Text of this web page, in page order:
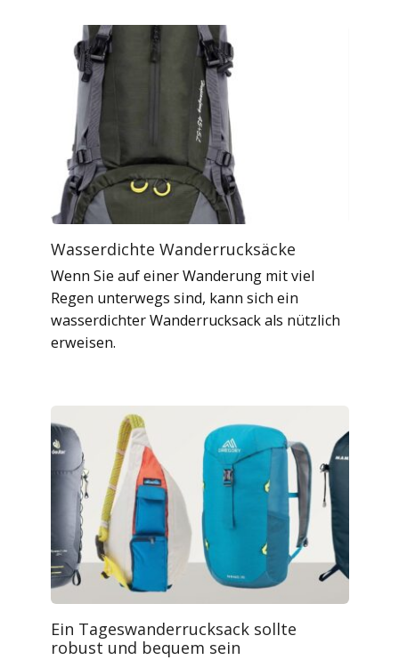
Wasserdichte Wanderrucksäcke
Wenn Sie auf einer Wanderung mit viel
Regen unterwegs sind, kann sich ein
wasserdichter Wanderrucksack als nützlich
erweisen.
Ein Tageswanderrucksack sollte
robust und bequem sein